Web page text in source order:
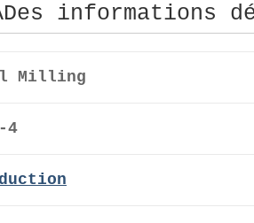
informations
Milling
4